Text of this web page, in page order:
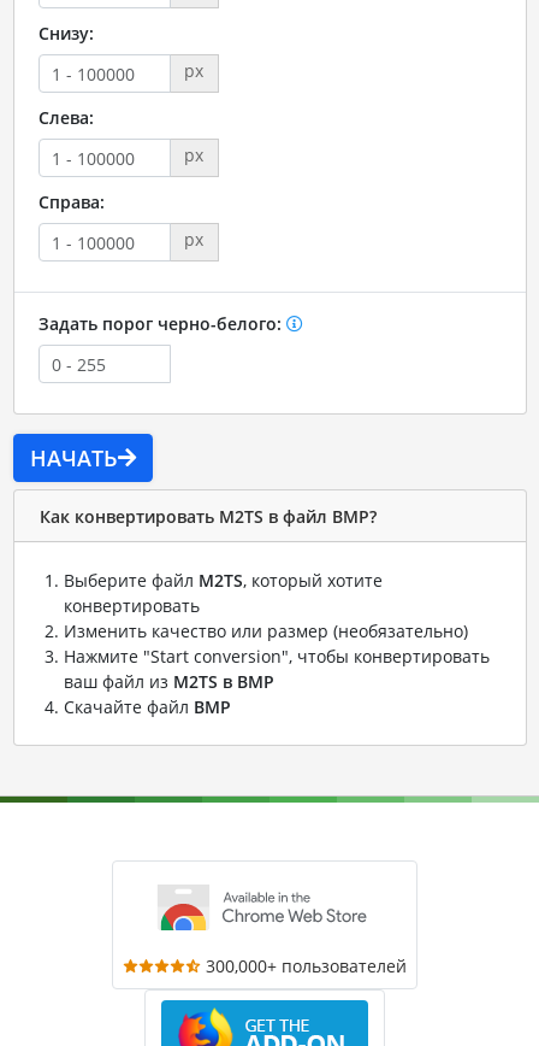
Снизу:
px
Слева:
px
Справа:
px
Задать порог черно-белого:
НАЧАТЬ
Как конвертировать M2TS в файл BMP?
Выберите файл M2TS, который хотите
конвертировать
Изменить качество или размер (необязательно)
Нажмите "Start conversion", чтобы конвертировать
ваш файл из M2TS в BMP
Скачайте файл BMP
300,000+ пользователей